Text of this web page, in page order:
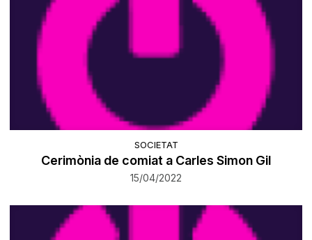
SOCIETAT
Cerimònia de comiat a Carles Simon Gil
15/04/2022